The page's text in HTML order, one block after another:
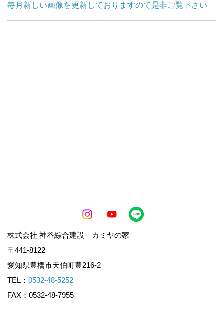
毎月新しい画像を更新しておりますので是非ご覧下さい
株式会社 神谷綜合建設 カミヤの家
〒441-8122
愛知県豊橋市天伯町豊216-2
TEL： 0532-48-5252
FAX：0532-48-7955